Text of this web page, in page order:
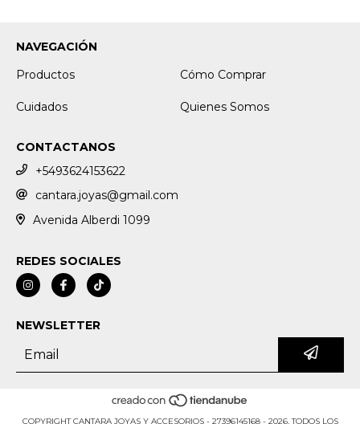
NAVEGACIÓN
Productos
Cómo Comprar
Cuidados Quienes Somos
CONTACTANOS
+5493624153622
cantara.joyas@gmail.com
Avenida Alberdi 1099
REDES SOCIALES
NEWSLETTER
COPYRIGHT CANTARA JOYAS Y ACCESORIOS - 27396145168 - 2026. TODOS LOS